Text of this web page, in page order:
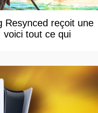
Resynced reçoit une
voici tout ce qui